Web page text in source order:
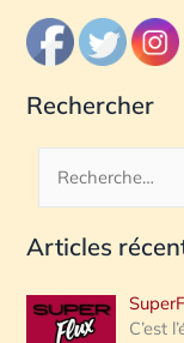
Rechercher
c
e
Articles
C’est